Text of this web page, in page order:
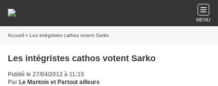
MENU
Accueil » Les intégristes cathos votent Sarko
Les intégristes cathos votent Sarko
Publié le 27/04/2012 à 11:15
Par Le Mantois et Partout ailleurs